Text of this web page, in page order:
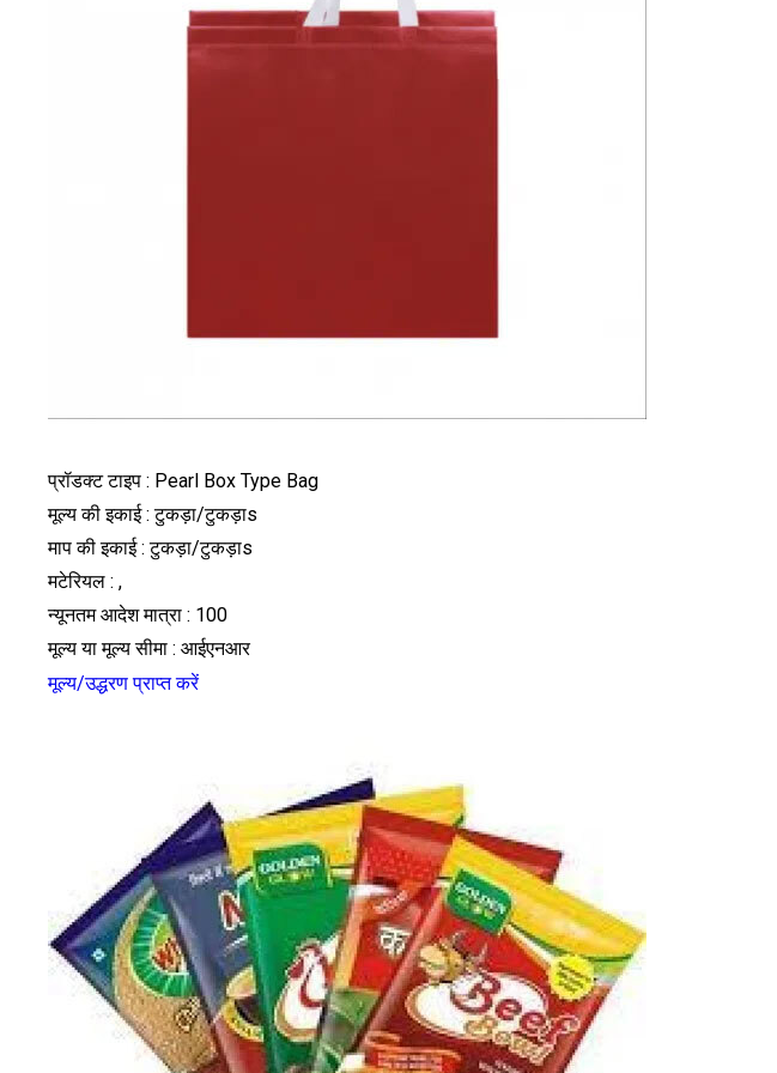
प्रॉडक्ट टाइप : Pearl Box Type Bag
मूल्य की इकाई : टुकड़ा/टुकड़ाs
माप की इकाई : टुकड़ा/टुकड़ाs
मटेरियल : ,
न्यूनतम आदेश मात्रा : 100
मूल्य या मूल्य सीमा : आईएनआर
मूल्य/उद्धरण प्राप्त करें